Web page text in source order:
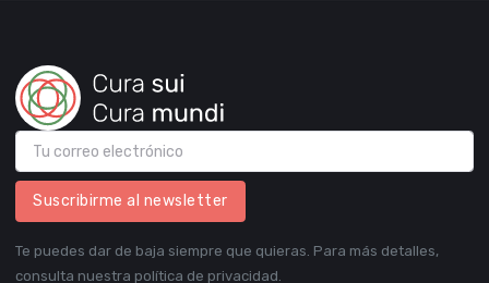
Suscribirme al newsletter
Te puedes dar de baja siempre que quieras. Para más detalles,
consulta nuestra política de privacidad.